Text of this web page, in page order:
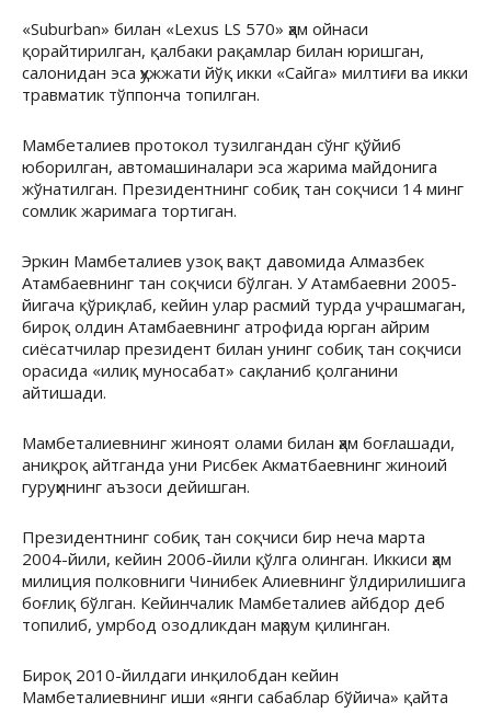
«Suburban» билан «Lexus LS 570» ҳам ойнаси
қорайтирилган, қалбаки рақамлар билан юришган,
салонидан эса ҳужжати йўқ икки «Сайга» милтиғи ва икки
травматик тўппонча топилган.
Мамбеталиев протокол тузилгандан сўнг қўйиб
юборилган, автомашиналари эса жарима майдонига
жўнатилган. Президентнинг собиқ тан соқчиси 14 минг
сомлик жаримага тортиган.
Эркин Мамбеталиев узоқ вақт давомида Алмазбек
Атамбаевнинг тан соқчиси бўлган. У Атамбаевни 2005-
йигача қўриқлаб, кейин улар расмий турда учрашмаган,
бироқ олдин Атамбаевнинг атрофида юрган айрим
сиёсатчилар президент билан унинг собиқ тан соқчиси
орасида «илиқ муносабат» сақланиб қолганини
айтишади.
Мамбеталиевнинг жиноят олами билан ҳам боғлашади,
аниқроқ айтганда уни Рисбек Акматбаевнинг жиноий
гуруҳининг аъзоси дейишган.
Президентнинг собиқ тан соқчиси бир неча марта
2004-йили, кейин 2006-йили қўлга олинган. Иккиси ҳам
милиция полковниги Чинибек Алиевнинг ўлдирилишига
боғлиқ бўлган. Кейинчалик Мамбеталиев айбдор деб
топилиб, умрбод озодликдан маҳрум қилинган.
Бироқ 2010-йилдаги инқилобдан кейин
Мамбеталиевнинг иши «янги сабаблар бўйича» қайта